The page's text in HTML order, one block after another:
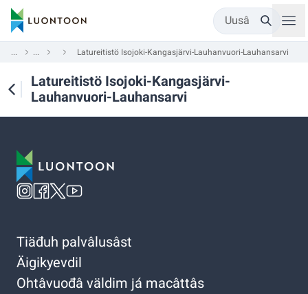
Uusâ
... ... Latureitistö Isojoki-Kangasjärvi-Lauhanvuori-Lauhansarvi
Latureitistö Isojoki-Kangasjärvi-
Lauhanvuori-Lauhansarvi
Tiäđuh palvâlusâst
Äigikyevdil
Ohtâvuođâ väldim já macâttâs